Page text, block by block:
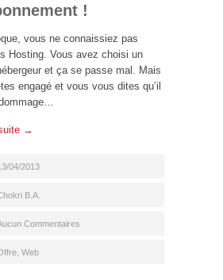
!
vous ne connaissiez pas
Hosting. Vous avez choisi un
et ça se passe mal. Mais
engagé et vous vous dites qu’il
→
04/2013
B.A.
Commentaires
Web